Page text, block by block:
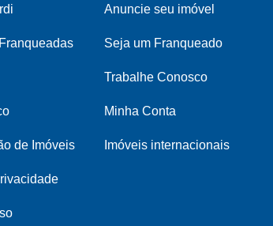
de Imóveis
Anuncie seu imóvel
Seja um Franqueado
Trabalhe Conosco
Minha Conta
Imóveis internacionais